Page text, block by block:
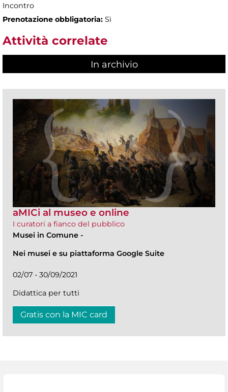
Incontro
Prenotazione obbligatoria: Sì
Attività correlate
In archivio
aMICi al museo e online
I curatori a fianco del pubblico
Musei in Comune -
Nei musei e su piattaforma Google Suite
02/07 - 30/09/2021
Didattica per tutti
Gratis con la MIC card